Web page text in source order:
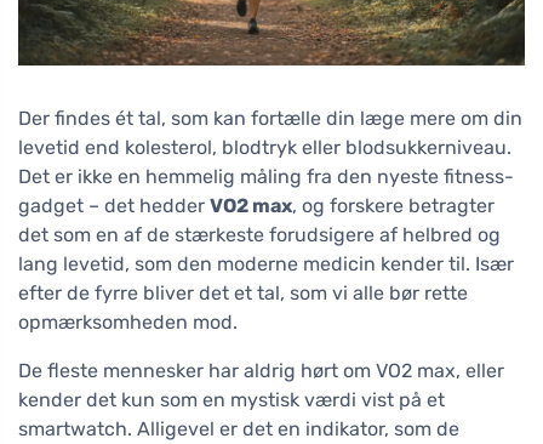
Der findes ét tal, som kan fortælle din læge mere om din
levetid end kolesterol, blodtryk eller blodsukkerniveau.
Det er ikke en hemmelig måling fra den nyeste fitness-
gadget – det hedder VO2 max, og forskere betragter
det som en af de stærkeste forudsigere af helbred og
lang levetid, som den moderne medicin kender til. Især
efter de fyrre bliver det et tal, som vi alle bør rette
opmærksomheden mod.
De fleste mennesker har aldrig hørt om VO2 max, eller
kender det kun som en mystisk værdi vist på et
smartwatch. Alligevel er det en indikator, som de